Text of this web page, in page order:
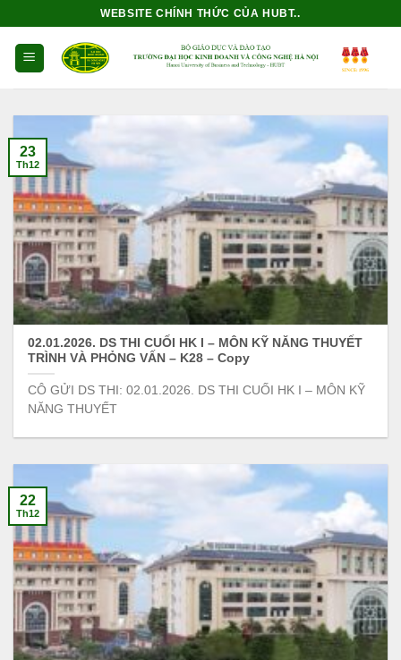
dung
WEBSITE CHÍNH THỨC CỦA HUBT..
02.01.2026. DS THI CUỐI HK I – MÔN KỸ NĂNG THUYẾT
TRÌNH VÀ PHỎNG VẤN – K28 – Copy
CÔ GỬI DS THI: 02.01.2026. DS THI CUỐI HK I – MÔN KỸ
NĂNG THUYẾT
23
Th12
22
Th12